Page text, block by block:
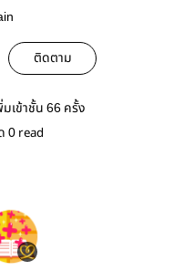
ติดตาม
มเข้าชั้น 66 ครั้ง
0 read